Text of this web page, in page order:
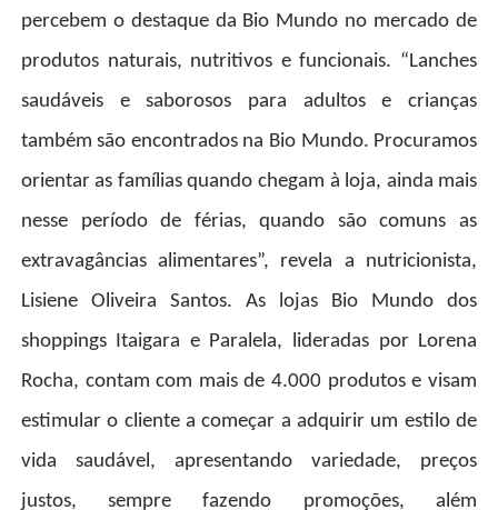
percebem o destaque da Bio Mundo no mercado de
produtos naturais, nutritivos e funcionais. “Lanches
saudáveis e saborosos para adultos e crianças
também são encontrados na Bio Mundo. Procuramos
orientar as famílias quando chegam à loja, ainda mais
nesse período de férias, quando são comuns as
extravagâncias alimentares”, revela a nutricionista,
Lisiene Oliveira Santos. As lojas Bio Mundo dos
shoppings Itaigara e Paralela, lideradas por Lorena
Rocha, contam com mais de 4.000 produtos e visam
estimular o cliente a começar a adquirir um estilo de
vida saudável, apresentando variedade, preços
justos, sempre fazendo promoções, além